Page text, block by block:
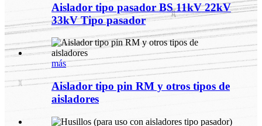
Aislador tipo pasador BS 11kV 22kV
33kV Tipo pasador
más
Aislador tipo pin RM y otros tipos de
aisladores